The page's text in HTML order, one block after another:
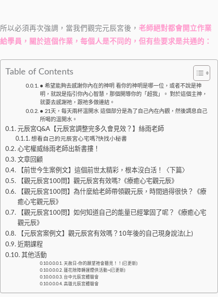
所以必須再次強調，當我們觀完元辰宮後， 老師絕對都會開立作業
給學員，關於這個作業，每個人是不同的，但有些要求是共通的：
Table of Contents
● 希望能夠去感謝你內在的神明 看你的神明是哪一位，或者不說是神
明，就說是指引你內心智慧，那個開導你的「超我」。 對於這個主神，
就要去感謝祂，跟祂多做連結。
● 21天，每天兩杯溫開水 這個部分是為了自己內在內觀，然後調息自己
所喝的溫開水。
元辰宮Q&A【元辰宮調整完多久會見效？】絲雨老師
想看自己的元辰宮心宅嗎?快找小秘書
心宅權威絲雨老師出新書摟！
文章回顧
【前世今生案例文】這個前世太精彩，根本沒白活！〈下篇〉
【觀元辰宮100問】觀元辰宮有效嗎?《療癒心宅觀元辰》
【觀元辰宮100問】為什麼給老師帶領觀元辰，時間過得很快？《療
癒心宅觀元辰》
【觀元辰宮100問】如何知道自己的能量已經鞏固了呢？《療癒心宅
觀元辰》
【元辰宮案例文】觀元辰宮有效嗎？10年後的自己現身說法(上)
近期課程
其他活動
天赦日-你的願望祂會聽見！！(已更新)
蓮花除障轉運煙供活動~(已更新)
台中元辰宮體驗會
高雄元辰宮體驗會